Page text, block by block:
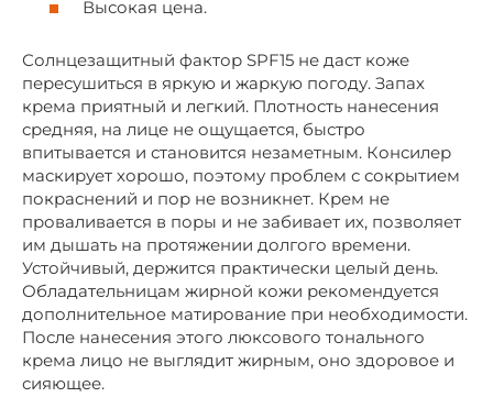
Высокая цена.
Солнцезащитный фактор SPF15 не даст коже
пересушиться в яркую и жаркую погоду. Запах
крема приятный и легкий. Плотность нанесения
средняя, на лице не ощущается, быстро
впитывается и становится незаметным. Консилер
маскирует хорошо, поэтому проблем с сокрытием
покраснений и пор не возникнет. Крем не
проваливается в поры и не забивает их, позволяет
им дышать на протяжении долгого времени.
Устойчивый, держится практически целый день.
Обладательницам жирной кожи рекомендуется
дополнительное матирование при необходимости.
После нанесения этого люксового тонального
крема лицо не выглядит жирным, оно здоровое и
сияющее.